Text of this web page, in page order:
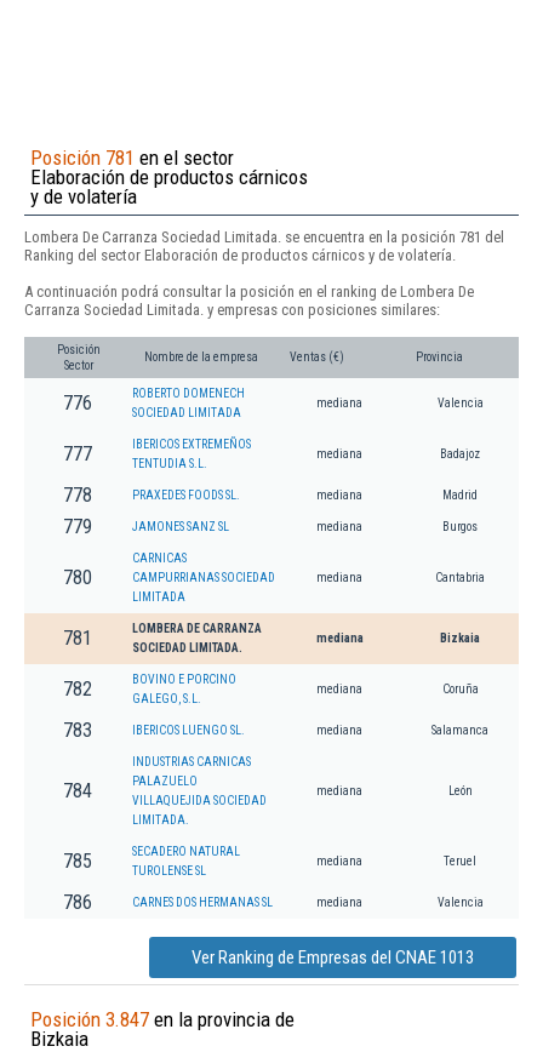
Posición 781 en el sector
Elaboración de productos cárnicos
y de volatería
Lombera De Carranza Sociedad Limitada. se encuentra en la posición 781 del
Ranking del sector Elaboración de productos cárnicos y de volatería.
A continuación podrá consultar la posición en el ranking de Lombera De
Carranza Sociedad Limitada. y empresas con posiciones similares:
Posición
Sector
Nombre de la empresa Ventas (€) Provincia
776
ROBERTO DOMENECH
SOCIEDAD LIMITADA
mediana Valencia
777
IBERICOS EXTREMEÑOS
TENTUDIA S.L.
mediana Badajoz
778 PRAXEDES FOODS SL. mediana Madrid
779 JAMONES SANZ SL mediana Burgos
780
CARNICAS
CAMPURRIANAS SOCIEDAD
LIMITADA
mediana Cantabria
781
LOMBERA DE CARRANZA
SOCIEDAD LIMITADA.
mediana Bizkaia
782
BOVINO E PORCINO
GALEGO, S.L.
mediana Coruña
783 IBERICOS LUENGO SL. mediana Salamanca
784
INDUSTRIAS CARNICAS
PALAZUELO
VILLAQUEJIDA SOCIEDAD
LIMITADA.
mediana León
785
SECADERO NATURAL
TUROLENSE SL
mediana Teruel
786 CARNES DOS HERMANAS SL mediana Valencia
Ver Ranking de Empresas del CNAE 1013
Posición 3.847 en la provincia de
Bizkaia